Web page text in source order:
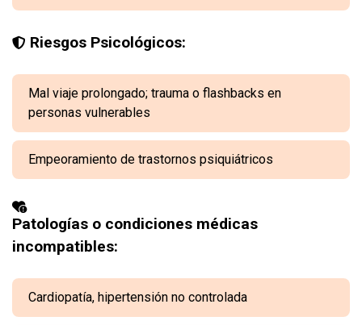
Riesgos Psicológicos:
Mal viaje prolongado; trauma o flashbacks en
personas vulnerables
Empeoramiento de trastornos psiquiátricos
Patologías o condiciones médicas
incompatibles:
Cardiopatía, hipertensión no controlada